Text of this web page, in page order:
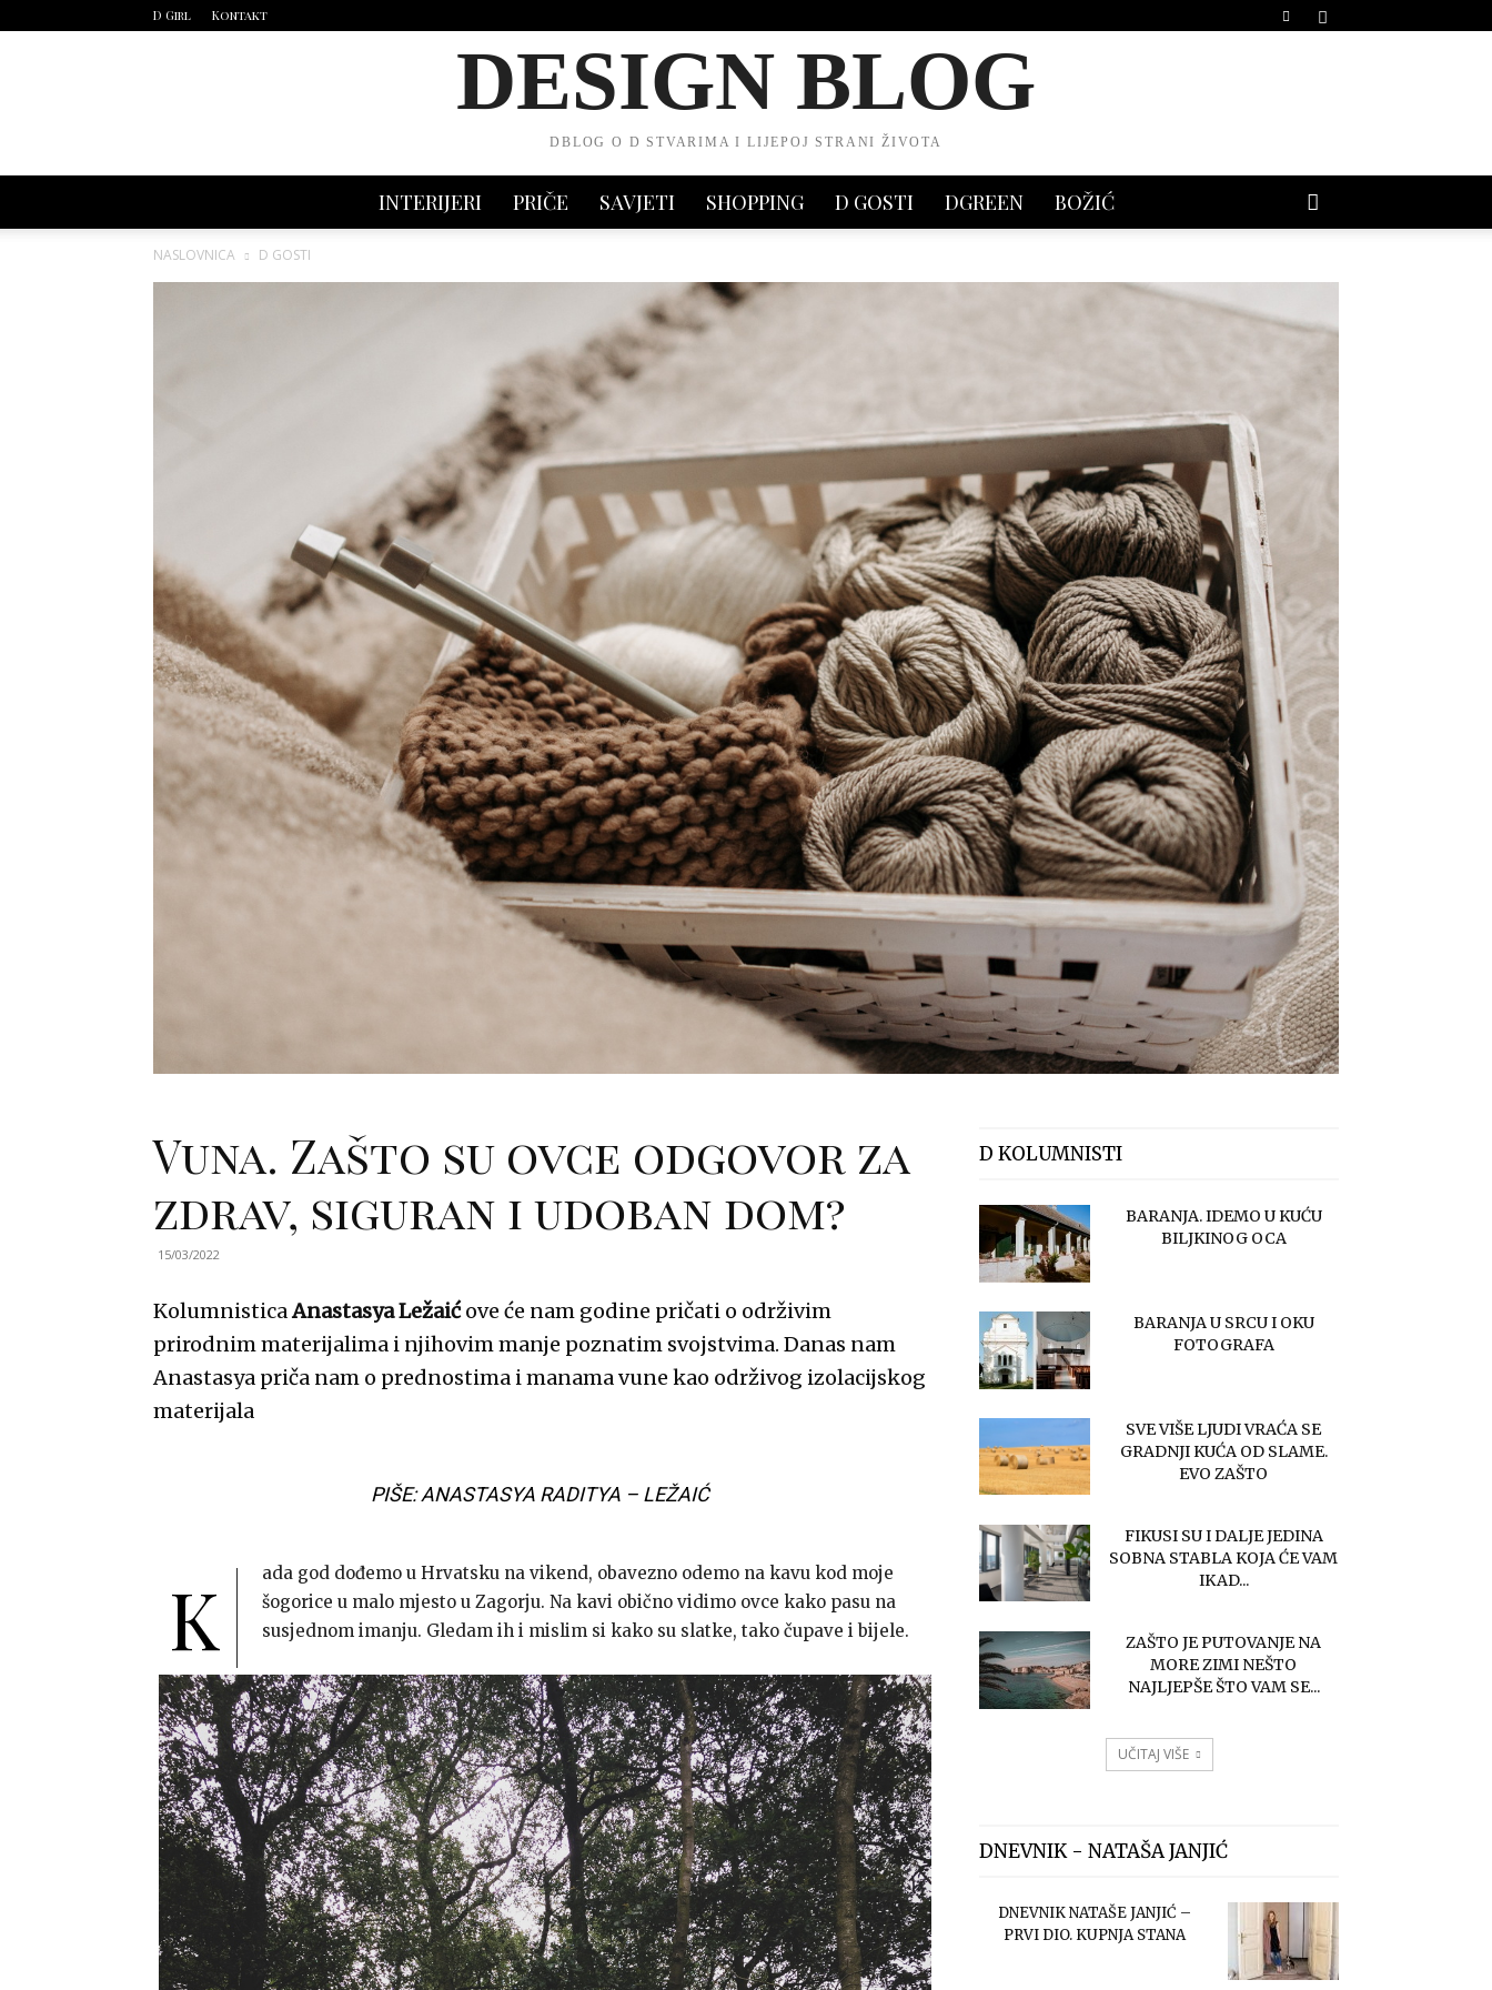
D Girl Kontakt
DESIGN BLOG
DBLOG O D STVARIMA I LIJEPOJ STRANI ŽIVOTA
INTERIJERI PRIČE SAVJETI SHOPPING D GOSTI DGREEN BOŽIĆ
NASLOVNICA D GOSTI
Vuna. Zašto su ovce odgovor za
zdrav, siguran i udoban dom?
15/03/2022
KolumnisticaAnastasya Ležaićove će nam godine pričati o održivim
prirodnim materijalima i njihovim manje poznatim svojstvima. Danas nam
Anastasya priča nam o prednostima i manama vune kao održivog izolacijskog
materijala
PIŠE: ANASTASYA RADITYA – LEŽAIĆ
K
ada god dođemo u Hrvatsku na vikend, obavezno odemo na kavu kod moje
šogorice u malo mjesto u Zagorju. Na kavi obično vidimo ovce kako pasu na
susjednom imanju. Gledam ih i mislim si kako su slatke, tako čupave i bijele.
D KOLUMNISTI
BARANJA. IDEMO U KUĆU
BILJKINOG OCA
BARANJA U SRCU I OKU
FOTOGRAFA
SVE VIŠE LJUDI VRAĆA SE
GRADNJI KUĆA OD SLAME.
EVO ZAŠTO
FIKUSI SU I DALJE JEDINA
SOBNA STABLA KOJA ĆE VAM
IKAD...
ZAŠTO JE PUTOVANJE NA
MORE ZIMI NEŠTO
NAJLJEPŠE ŠTO VAM SE...
UČITAJ VIŠE
DNEVNIK - NATAŠA JANJIĆ
DNEVNIK NATAŠE JANJIĆ –
PRVI DIO. KUPNJA STANA